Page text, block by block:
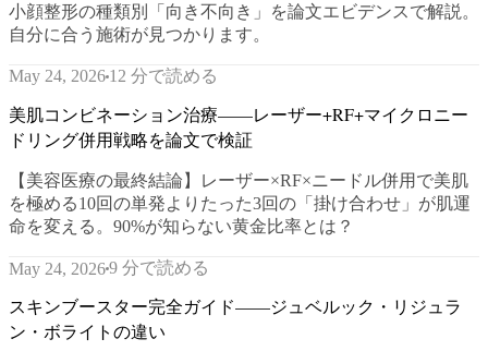
小顔整形の種類別「向き不向き」を論文エビデンスで解説。
自分に合う施術が見つかります。
May 24, 2026 12 分で読める
美肌コンビネーション治療——レーザー+RF+マイクロニー
ドリング併用戦略を論文で検証
【美容医療の最終結論】レーザー×RF×ニードル併用で美肌
を極める10回の単発よりたった3回の「掛け合わせ」が肌運
命を変える。90%が知らない黄金比率とは？
May 24, 20269 分で読める
スキンブースター完全ガイド——ジュベルック・リジュラ
ン・ボライトの違い